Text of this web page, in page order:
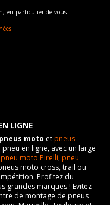
en particulier de vous
LIGNE
moto etpneus
en ligne, avec un large
pneu moto Pirelli,pneu
moto cross, trail ou
Profitez du
grandes marques ! Evitez
de montage de pneus